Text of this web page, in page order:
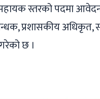
स्तरको पदमा
प्रशासकीय अधिकृत,
छ ।